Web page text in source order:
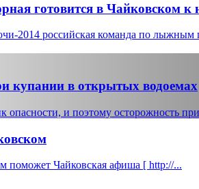
готовится в Чайковском
2014 российская команда по лыжным
купании в открытых водоемах
опасности, и поэтому осторожность
поможет Чайковская афиша [ http://...